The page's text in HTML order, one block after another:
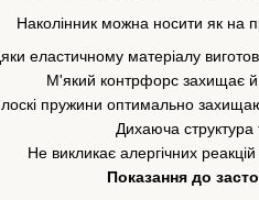
Наколінник можна носити як на
еластичному матеріалу
М'який контрфорс захищає
пружини оптимально
Дихаюча структура
Не викликає алергічних
Показання до